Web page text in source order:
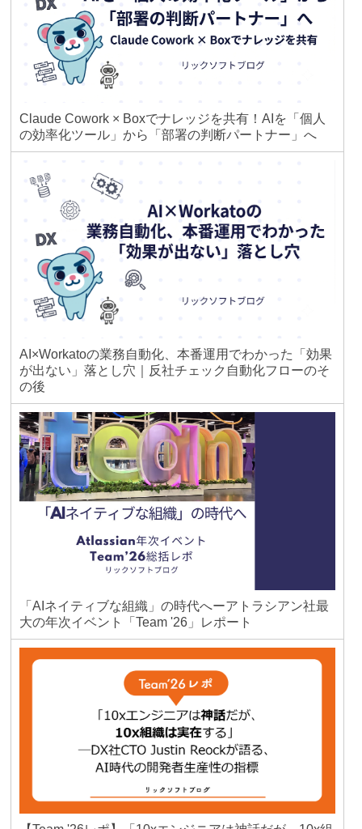
Claude Cowork × Boxでナレッジを共有！AIを「個人
の効率化ツール」から「部署の判断パートナー」へ
AI×Workatoの業務自動化、本番運用でわかった「効果
が出ない」落とし穴｜反社チェック自動化フローのそ
の後
「AIネイティブな組織」の時代へーアトラシアン社最
大の年次イベント「Team '26」レポート